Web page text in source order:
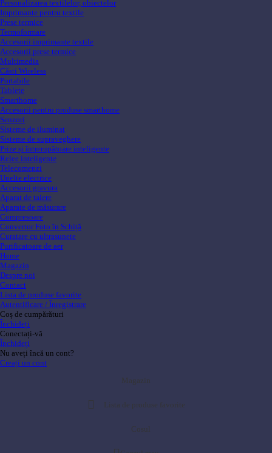
Personalizarea textilelor, obiectelor
Imprimante pentru textile
Prese termice
Termoformare
Accesorii imprimante textile
Accesorii prese termice
Multimedia
Căsti Wireless
Portabile
Tablete
Smarthome
Accesorii pentru produse smarthome
Senzori
Sisteme de iluminat
Sisteme de supraveghere
Prize și întrerupătoare inteligente
Relee inteligente
Telecomenzi
Unelte electrice
Accesorii gravura
Aparat de taiere
Aparate de măsurare
Compresoare
Convertor Foto în Schiță
Curatare cu ultrasunete
Purificatoare de aer
Home
Magazin
Despre noi
Contact
Lista de produse favorite
Autentificare / Înregistrare
Coș de cumpărături
Închideți
Conectați-vă
Închideți
Nu aveți încă un cont?
Creați un cont
Magazin
Lista de produse favorite
Cosul